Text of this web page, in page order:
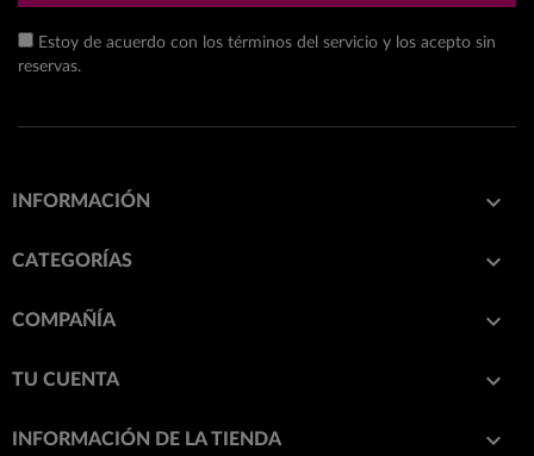
Estoy de acuerdo con los términos del servicio y los acepto sin
reservas.
INFORMACIÓN 
CATEGORÍAS 
COMPAÑÍA 
TU CUENTA 
INFORMACIÓN DE LA TIENDA keyboard_arrow_down